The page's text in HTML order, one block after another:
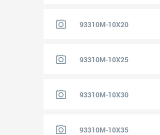
93310M-10X20
93310M-10X25
93310M-10X30
93310M-10X35